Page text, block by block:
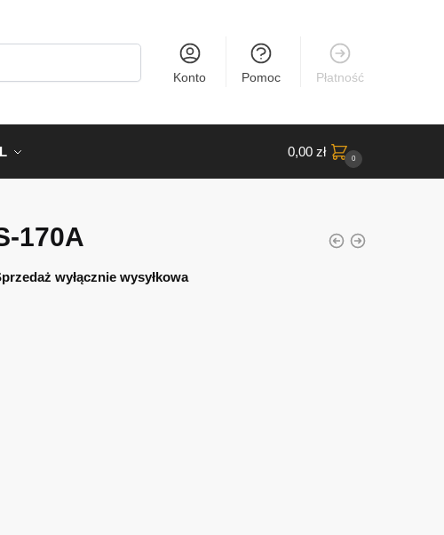
Konto Pomoc Płatność
0,00 zł 0
170A
wyłącznie wysyłkowa